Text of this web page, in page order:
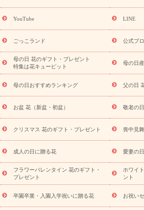
9月の誕生花(リンドウ)
ら探す
お祝いの花特集 当日配達特急便
念日
結婚祝い 出産祝い 退院祝い・快
寿祝い
プチギフト ペットのお祝いフラ
供え・お悔やみ商品一覧
お供え・お悔や
降に贈る花
通夜・葬儀に贈る花
お供え
お供え プリザーブドフラワー
ペットの
盆・初盆）
その他 お祝い返し お見舞
ビジネス用
ご自宅用 観葉植物 ミ
ドフラワー
スタイルから探す アレン
ンド花
お祝い お供え・お悔やみ 胡
ディ胡蝶蘭・お祝い
ミディ胡蝶蘭・お供え
観葉植物
観葉植物 産直多肉植物
お祝い
お供え・お悔やみ 花とセットギ
プチギフト（hanamore -ハナモア-）
花
キューピットのeGfit
カラー ピンク
YouTube LINE
ごっこランド 公式ブ
母の日 花のギフト・プレゼント
特集は花キューピット
母の日
母の日おすすめランキング 父の日
お盆 花（新盆・初盆） 敬老の
クリスマス 花のギフト・プレゼント 喪中見
成人の日に贈る花 愛妻の
フラワーバレンタイン 花のギフト・
プレゼント
ホワイ
ント
卒園卒業・入園入学祝いに贈る花 お祝い